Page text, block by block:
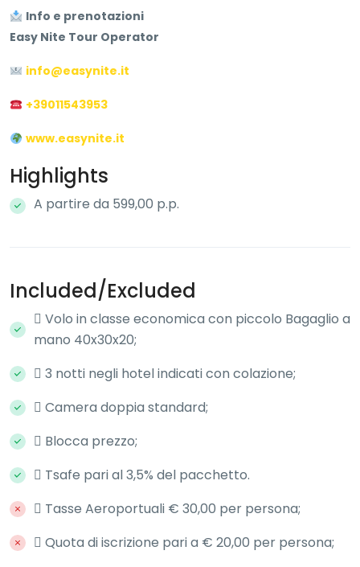
Info e prenotazioni
Easy Nite Tour Operator
info@easynite.it
+39011543953
www.easynite.it
Highlights
A partire da 599,00 p.p.
Included/Excluded
 Volo in classe economica con piccolo Bagaglio a
mano 40x30x20;
 3 notti negli hotel indicati con colazione;
 Camera doppia standard;
 Blocca prezzo;
 Tsafe pari al 3,5% del pacchetto.
 Tasse Aeroportuali € 30,00 per persona;
 Quota di iscrizione pari a € 20,00 per persona;